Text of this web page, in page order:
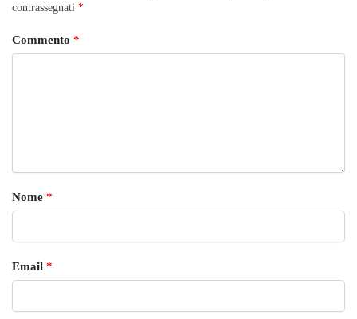
contrassegnati *
Commento *
Nome *
Email *